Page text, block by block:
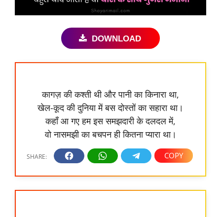
DOWNLOAD
कागज़ की कश्ती थी और पानी का किनारा था,
खेल-कूद की दुनिया में बस दोस्तों का सहारा था।
कहाँ आ गए हम इस समझदारी के दलदल में,
वो नासमझी का बचपन ही कितना प्यारा था।